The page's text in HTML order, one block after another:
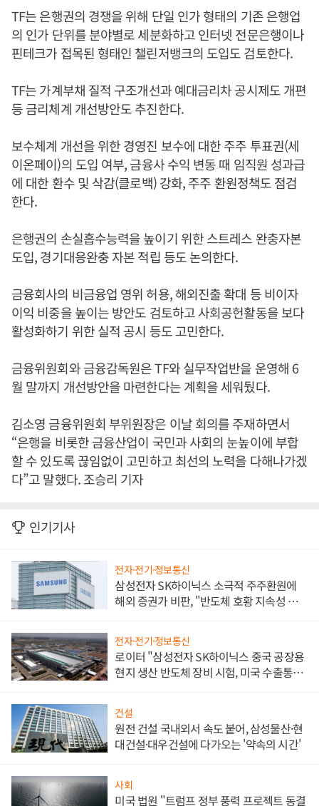
TF는 은행권의 경쟁을 위해 단일 인가 형태의 기존 은행업
의 인가 단위를 분야별로 세분화하고 인터넷 전문은행이나
핀테크가 접목된 형태인 챌린저뱅크의 도입도 검토한다.
TF는 가계부채 질적 구조개선과 예대금리차 공시제도 개편
등 금리체계 개선방안도 추진한다.
보수체계 개선을 위한 경영진 보수에 대한 주주 투표권(세
이온페이)의 도입 여부, 금융사 수익 변동 때 임직원 성과급
에 대한 환수 및 삭감(클로백) 강화, 주주 환원정책도 점검
한다.
은행권의 손실흡수능력을 높이기 위한 스트레스 완충자본
도입, 경기대응완충 자본 적립 등도 논의한다.
금융회사의 비금융업 영위 허용, 해외진출 확대 등 비이자
이익 비중을 높이는 방안도 검토하고 사회공헌활동을 보다
활성화하기 위한 실적 공시 등도 고민한다.
금융위원회와 금융감독원은 TF와 실무작업반을 운영해 6
월 말까지 개선방안을 마련한다는 계획을 세워뒀다.
김소영 금융위원회 부위원장은 이날 회의를 주재하면서
“은행을 비롯한 금융산업이 국민과 사회의 눈높이에 부합
할 수 있도록 끊임없이 고민하고 최선의 노력을 다해나가겠
다”고 말했다. 조승리 기자
인기기사
전자·전기·정보통신
삼성전자 SK하이닉스 소극적 주주환원에
해외 증권가 비판, "반도체 호황 지속성 의
전자·전기·정보통신
로이터 "삼성전자 SK하이닉스 중국 공장용
현지 생산 반도체 장비 시험, 미국 수출통제
건설
원전 건설 국내외서 속도 붙어, 삼성물산·현
대건설·대우건설에 다가오는 '약속의 시간'
사회
미국 법원 "트럼프 정부 풍력 프로젝트 동결